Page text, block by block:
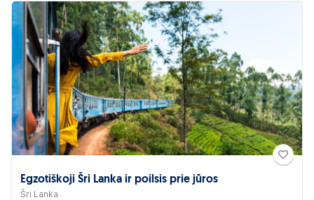
Egzotiškoji Šri Lanka ir poilsis prie jūros
Šri Lanka